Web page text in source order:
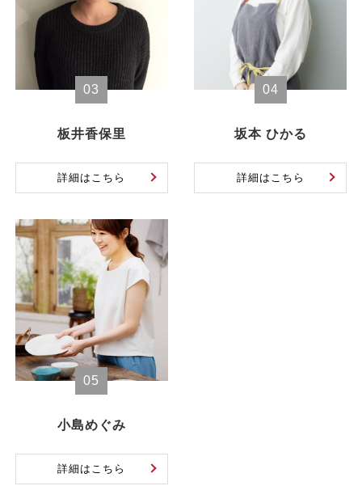
03
板井香保里
詳細はこちら
04
坂本 ひかる
詳細はこちら
05
小島めぐみ
詳細はこちら